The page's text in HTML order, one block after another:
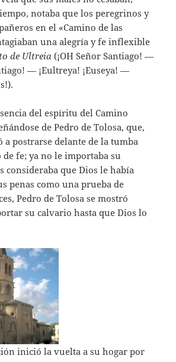
notaba que los peregrinos y
en el «Camino de las
una alegría y fe inflexible
de Ultreia (¡OH Señor Santiago! —
— ¡Eultreya! ¡Euseya! —
del espíritu del Camino
de Pedro de Tolosa, que,
postrarse delante de la tumba
fe; ya no le importaba su
consideraba que Dios le había
penas como una prueba de
Pedro de Tolosa se mostró
su calvario hasta que Dios lo
inició la vuelta a su hogar por